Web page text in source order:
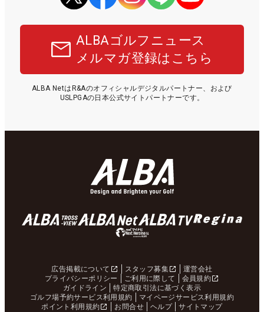
ALBAゴルフニュース
メルマガ登録はこちら
ALBA NetはR&Aのオフィシャルデジタルパートナー、および
USLPGAの日本公式サイトパートナーです。
広告掲載について スタッフ募集
運営会社
プライバシーポリシー
ご利用に際して
会員規約
ガイドライン
特定商取引法に基づく表示
ゴルフ場予約サービス利用規約
マイページサービス利用規約
ポイント利用規約
お問合せ ヘルプ サイトマップ